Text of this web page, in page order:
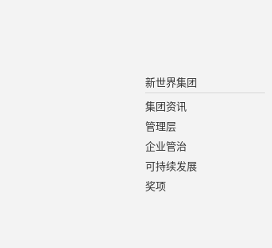
新世界集团
集团资讯
管理层
企业管治
可持续发展
奖项